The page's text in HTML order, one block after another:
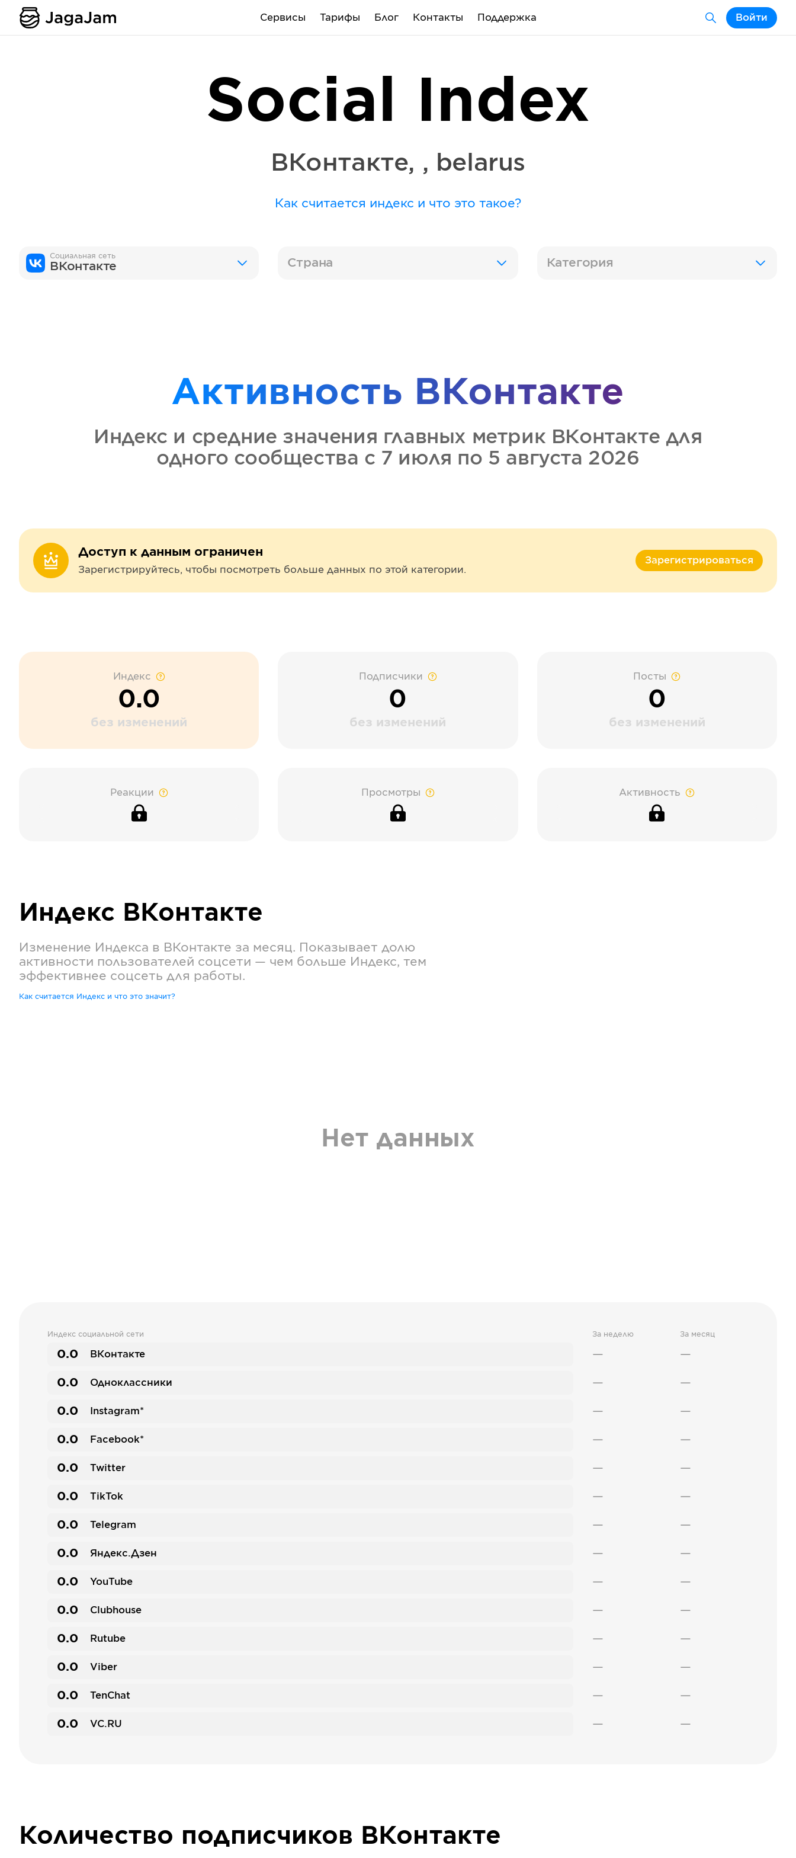
Сервисы Тарифы Блог Контакты Поддержка Войти
Social Index
ВКонтакте, , belarus
Как считается индекс и что это такое?
Социальная сеть
ВКонтакте Страна Категория
Активность ВКонтакте
Индекс и средние значения главных метрик ВКонтакте для
одного сообщества с 7 июля по 5 августа 2026
Доступ к данным ограничен
Зарегистрируйтесь, чтобы посмотреть больше данных по этой категории.
Зарегистрироваться
Индекс
0.0
без изменений
Подписчики
0
без изменений
Посты
0
без изменений
Реакции Просмотры Активность
Индекс ВКонтакте
Изменение Индекса в ВКонтакте за месяц. Показывает долю
активности пользователей соцсети — чем больше Индекс, тем
эффективнее соцсеть для работы.
Как считается Индекс и что это значит?
Нет данных
Индекс социальной сети За неделю За месяц
0.0 ВКонтакте — —
0.0 Одноклассники — —
0.0 Instagram* — —
0.0 Facebook* — —
0.0 Twitter — —
0.0 TikTok — —
0.0 Telegram — —
0.0 Яндекс.Дзен — —
0.0 YouTube — —
0.0 Clubhouse — —
0.0 Rutube — —
0.0 Viber — —
0.0 TenChat — —
0.0 VC.RU — —
Количество подписчиков ВКонтакте